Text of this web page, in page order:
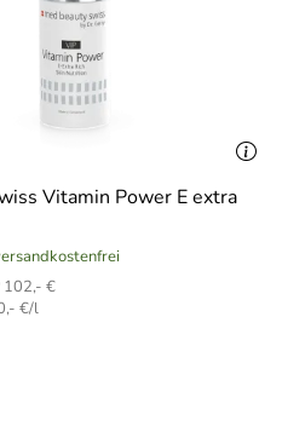
Vitamin Power E extra
102,- €
€/l